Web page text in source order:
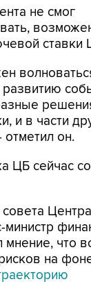
не смог
ставки
и в части
отметил он.
ЦБ сейчас
министр
что
на